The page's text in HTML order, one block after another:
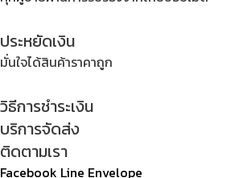
ประหยัดเงิน
มั่นใจได้สินค้าราคาถูก
วิธีการชำระเงิน
บริการจัดส่ง
ติดตามเรา
Facebook Line Envelope